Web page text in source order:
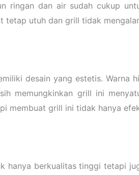
ringan dan air sudah cukup
tetap utuh dan grill tidak
desain yang estetis. Warna
memungkinkan grill ini
membuat grill ini tidak hanya
berkualitas tinggi tetapi